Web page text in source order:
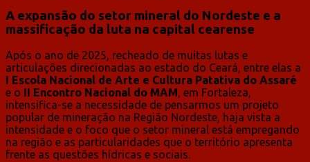
A expansão do setor mineral do Nordeste e a
massificação da luta na capital cearense
Após o ano de 2025, recheado de muitas lutas e
articulações direcionadas ao estado do Ceará, entre elas a
I Escola Nacional de Arte e Cultura Patativa do Assaré
e o II Encontro Nacional do MAM, em Fortaleza,
intensifica-se a necessidade de pensarmos um projeto
popular de mineração na Região Nordeste, haja vista a
intensidade e o foco que o setor mineral está empregando
na região e as particularidades que o território apresenta
frente as questões hídricas e sociais.